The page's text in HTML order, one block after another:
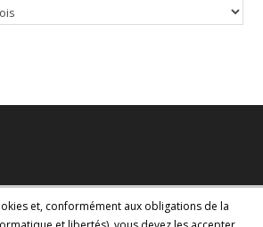
et, conformément aux obligations de la